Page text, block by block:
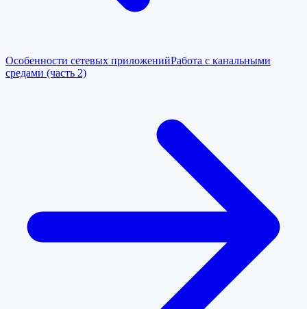
Особенности сетевых приложенийРабота с канальными
средами (часть 2)